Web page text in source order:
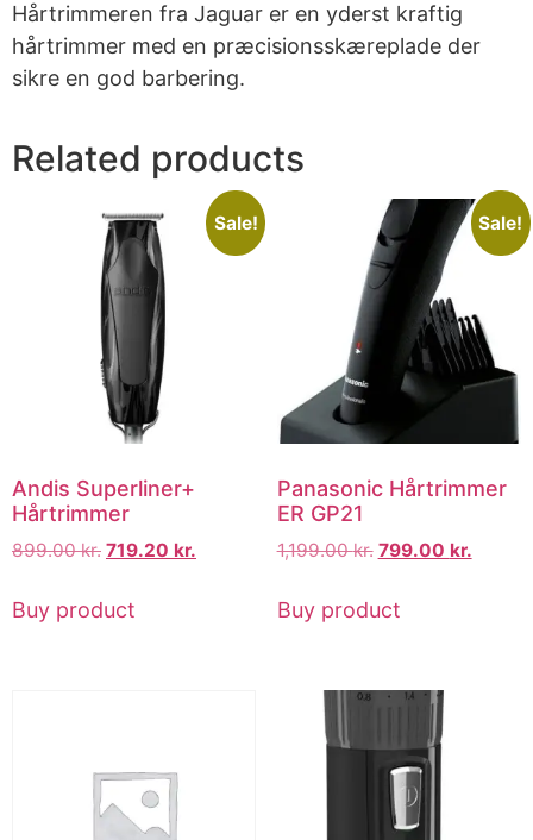
Hårtrimmeren fra Jaguar er en yderst kraftig
hårtrimmer med en præcisionsskæreplade der
sikre en god barbering.
Related products
Sale!
Andis Superliner+
Hårtrimmer
899.00kr. 719.20 kr.
Buy product
Sale!
Panasonic Hårtrimmer
ER GP21
1,199.00kr. 799.00 kr.
Buy product